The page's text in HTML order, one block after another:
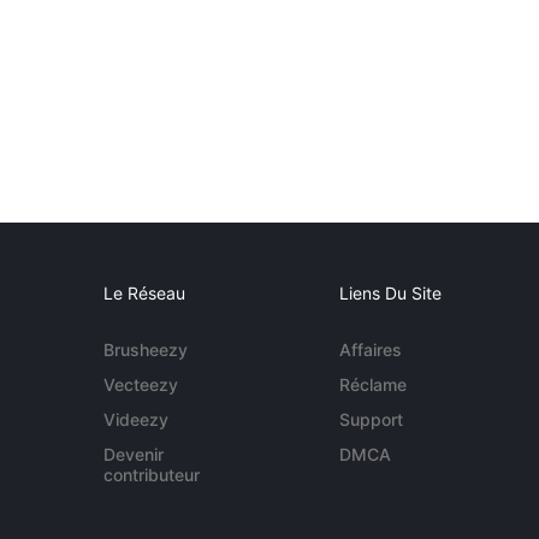
Le Réseau
Brusheezy
Vecteezy
Videezy
Devenir
contributeur
Liens Du Site
Affaires
Réclame
Support
DMCA